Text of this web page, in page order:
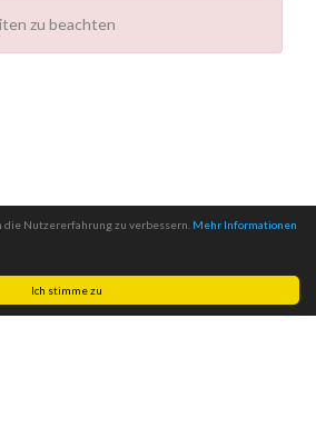
Ich stimme zu
Nutzererfahrung zu verbessern. Mehr Informationen
zu beachten